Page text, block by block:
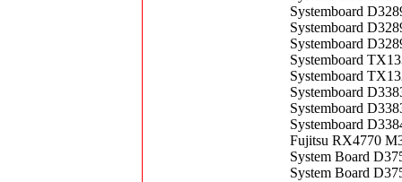
Systemboard
Systemboard
Systemboard
Systemboard
Systemboard
Systemboard
Systemboard
Systemboard
Fujitsu RX4770
System Board
System Board